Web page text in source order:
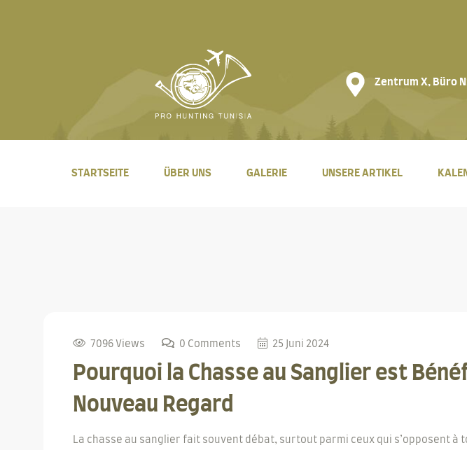
Zentrum X, Büro
STARTSEITE ÜBER UNS GALERIE UNSERE ARTIKEL
7096 Views 0 Comments 25 Juni 2024
Pourquoi la Chasse au Sanglier est
Nouveau Regard
La chasse au sanglier fait souvent débat, surtout parmi ceux qui s’opposent à